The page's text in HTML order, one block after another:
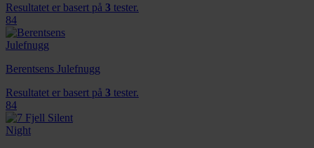
Resultatet er basert på 3 tester.
84
Berentsens Julefnugg
Resultatet er basert på 3 tester.
84